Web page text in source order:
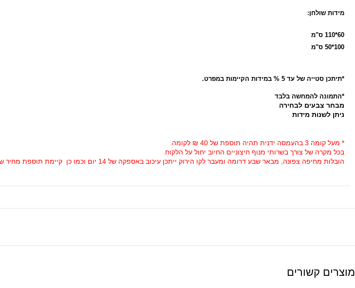
מידות שולחן:
60*110 ס"מ
100*50 ס"מ
*תיתכן סטייה של עד 5 % במידות הקיימות במפרט.
*התמונה להמחשה בלבד
מבחר צבעים לבחירה
ניתן לשנות מידות
* מעל קומה 3 בהעמסה ידנית תהיה תוספת של 40 ₪ לקומה.
בכל מקרה של צורך בשרותי מנוף חיצוניים החיוב יחול על הלקוח.
הובלות מחיפה צפונה, מבאר שבע דרומה ומעבר לקו הירוק ייתכן עיכוב באספקה של 14 יום וכמו כן קיימת תוספת מחיר של 150 ₪ להובלה.
מוצרים קשורים